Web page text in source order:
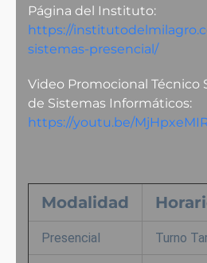
Página del Instituto:
https://
sistemas-presencial/
Video Promocional Técnico
de Sistemas Informáticos:
https://youtu.be/
Modalidad
Presencial Turno